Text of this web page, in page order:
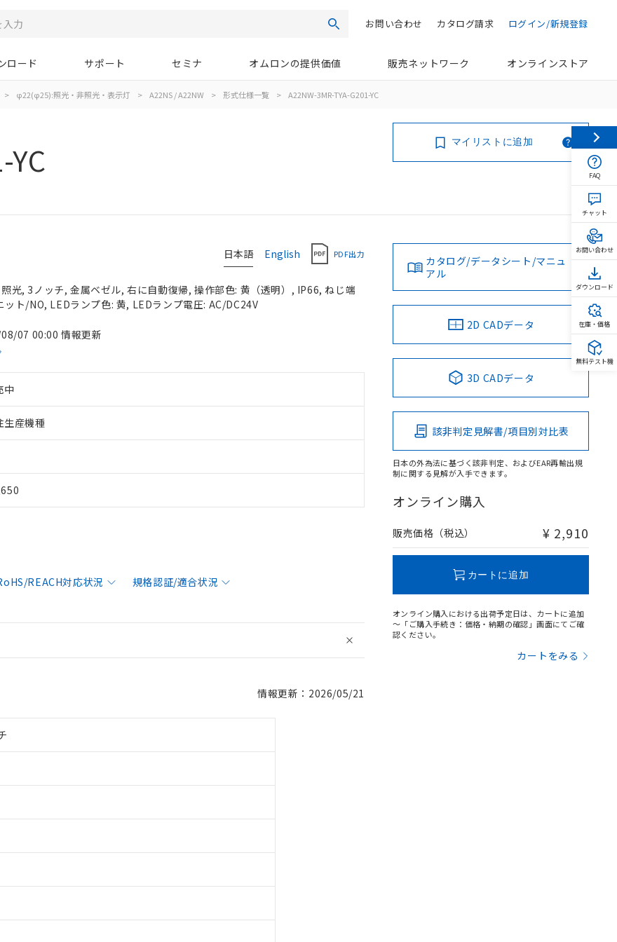
検索 ログイン/新規登録
カタログ請求
お問い合わせ
ロード サポート セミナ オムロンの提供価値 販売ネットワーク オンラインストア
> φ22(φ25):照光・非照光・表示灯 > A22NS / A22NW > 形式仕様一覧 > A22NW-3MR-TYA-G201-YC
マイリストに追加
日本語 English PDF出力
光, 3ノッチ, 金属ベゼル, 右に自動復帰, 操作部色: 黄（透明）, IP66, ねじ端
ト/NO, LEDランプ色: 黄, LEDランプ電圧: AC/DC24V
07 00:00 情報更新
中
生産機種
REACH対応状況 規格認証/適合状況
情報更新：2026/05/21
カタログ/データシート/マニュ
アル
2D CADデータ
3D CADデータ
該非判定見解書/項目別対比表
日本の外為法に基づく該非判定、およびEAR再輸出規
制に関する見解が入手できます。
オンライン購入
販売価格（税込） ¥ 2,910
カートに追加
オンライン購入における出荷予定日は、カートに追加
～「ご購入手続き：価格・納期の確認」画面にてご確
認ください。
カートをみる
FAQ
チャット
お問い合わせ
ダウンロード
在庫・価格
無料テスト機